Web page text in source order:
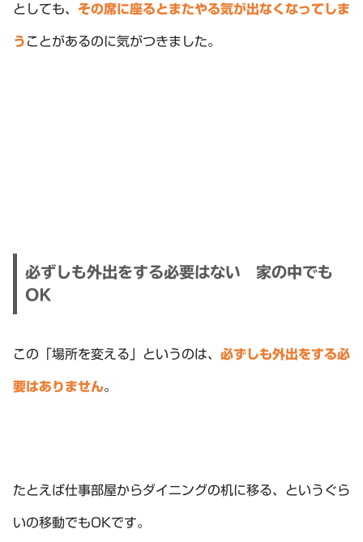
としても、 その席に座るとまたやる気が出なくなってしま
う ことがあるのに気がつきました。
必ずしも外出をする必要はない 家の中でも
OK
この「場所を変える」というのは、 必ずしも外出をする必
要はありません。
たとえば仕事部屋からダイニングの机に移る、というぐら
いの移動でもOKです。